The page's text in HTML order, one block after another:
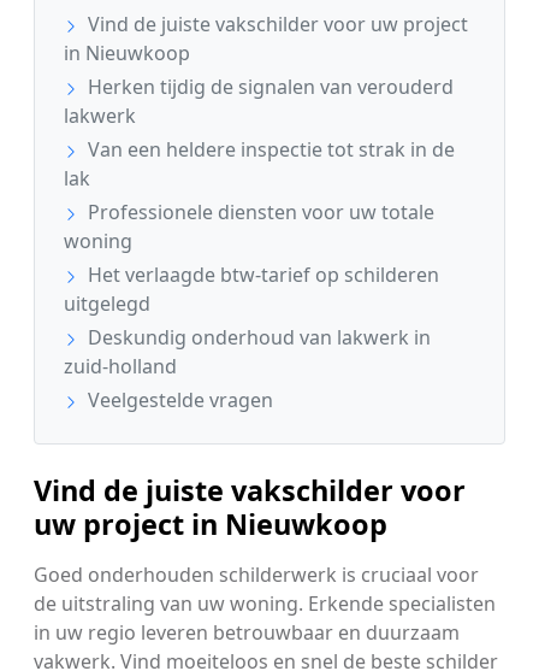
Vind de juiste vakschilder voor uw project
in Nieuwkoop
Herken tijdig de signalen van verouderd
lakwerk
Van een heldere inspectie tot strak in de
lak
Professionele diensten voor uw totale
woning
Het verlaagde btw-tarief op schilderen
uitgelegd
Deskundig onderhoud van lakwerk in
zuid-holland
Veelgestelde vragen
Vind de juiste vakschilder voor
uw project in Nieuwkoop
Goed onderhouden schilderwerk is cruciaal voor
de uitstraling van uw woning. Erkende specialisten
in uw regio leveren betrouwbaar en duurzaam
vakwerk. Vind moeiteloos en snel de beste schilder